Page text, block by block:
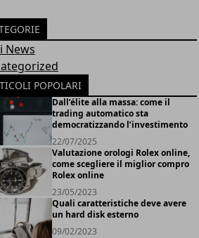
News
POPOLARI
Dall’élite alla massa: come il
trading automatico sta
democratizzando l’investimento
22/07/2025
Valutazione orologi Rolex online,
come scegliere il miglior compro
Rolex online
23/05/2023
Quali caratteristiche deve avere
un hard disk esterno
09/02/2023